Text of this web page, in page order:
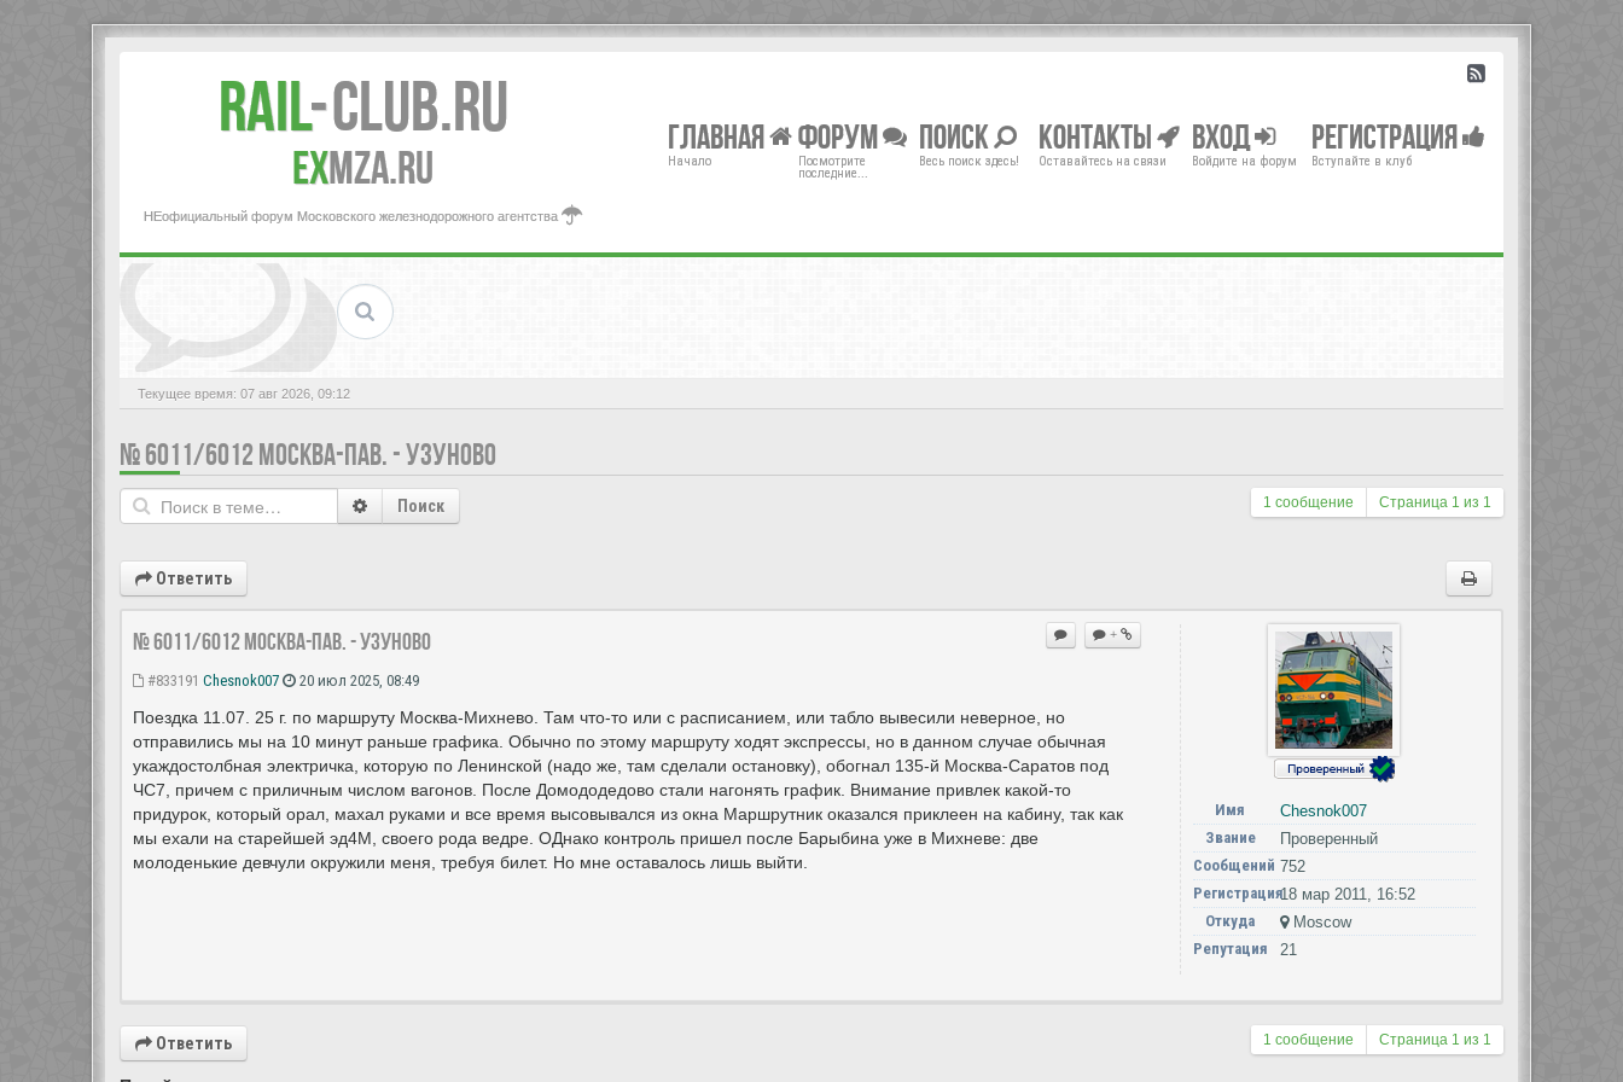
Rail-Club.RU
exMZA.RU
НЕофициальный форум Московского железнодорожного агентства
Главная
Начало
Форум
Посмотрите
последние...
Поиск
Весь поиск здесь!
Контакты
Оставайтесь на связи
Вход
Войдите на форум
Регистрация
Вступайте в клуб
Текущее время: 07 авг 2026, 09:12
№ 6011/6012 МОСКВА-ПАВ. - УЗУНОВО
1 сообщение Страница 1 из 1
Поиск
Ответить
+
№ 6011/6012 Москва-пав. - Узуново
#833191 Chesnok007 20 июл 2025, 08:49
Поездка 11.07. 25 г. по маршруту Москва-Михнево. Там что-то или с расписанием, или табло вывесили неверное, но
отправились мы на 10 минут раньше графика. Обычно по этому маршруту ходят экспрессы, но в данном случае обычная
укаждостолбная электричка, которую по Ленинской (надо же, там сделали остановку), обогнал 135-й Москва-Саратов под
ЧС7, причем с приличным числом вагонов. После Домододедово стали нагонять график. Внимание привлек какой-то
придурок, который орал, махал руками и все время высовывался из окна Маршрутник оказался приклеен на кабину, так как
мы ехали на старейшей эд4М, своего рода ведре. ОДнако контроль пришел после Барыбина уже в Михневе: две
молоденькие девчули окружили меня, требуя билет. Но мне оставалось лишь выйти.
Имя
Chesnok007
Звание
Проверенный
Сообщений 752
Регистрация18 мар 2011, 16:52
Откуда
Moscow
Репутация
21
Ответить 1 сообщение Страница 1 из 1